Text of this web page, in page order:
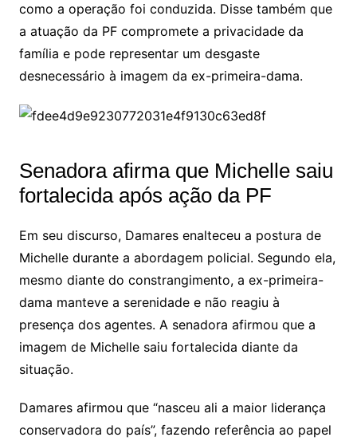
como a operação foi conduzida. Disse também que
a atuação da PF compromete a privacidade da
família e pode representar um desgaste
desnecessário à imagem da ex-primeira-dama.
Senadora afirma que Michelle saiu
fortalecida após ação da PF
Em seu discurso, Damares enalteceu a postura de
Michelle durante a abordagem policial. Segundo ela,
mesmo diante do constrangimento, a ex-primeira-
dama manteve a serenidade e não reagiu à
presença dos agentes. A senadora afirmou que a
imagem de Michelle saiu fortalecida diante da
situação.
Damares afirmou que “nasceu ali a maior liderança
conservadora do país”, fazendo referência ao papel